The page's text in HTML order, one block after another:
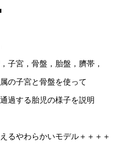
子宮，骨盤，胎盤，臍帯，
の子宮と骨盤を使って
過する胎児の様子を説明
るやわらかいモデル＋＋＋＋